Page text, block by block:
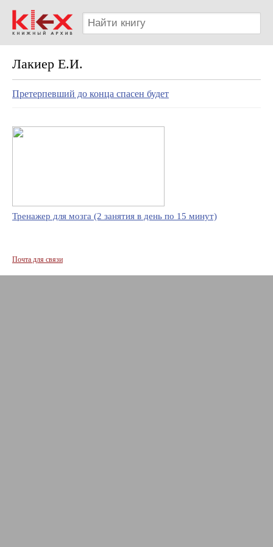
Лакиер Е.И.
Претерпевший до конца спасен будет
Тренажер для мозга (2 занятия в день по 15 минут)
Почта для связи